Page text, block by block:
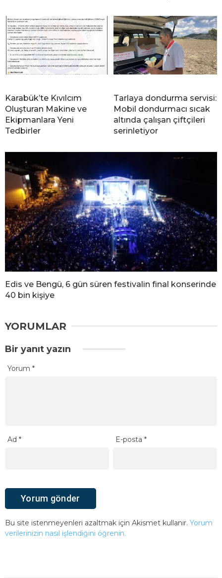
Karabük’te Kıvılcım
Oluşturan Makine ve
Ekipmanlara Yeni
Tedbirler
Tarlaya dondurma servisi:
Mobil dondurmacı sıcak
altında çalışan çiftçileri
serinletiyor
Edis ve Bengü, 6 gün süren festivalin final konserinde
40 bin kişiye
YORUMLAR
Bir yanıt yazın
Yorum *
Ad * E-posta*
Bu site istenmeyenleri azaltmak için Akismet kullanır. Yorum
verilerinizin nasıl işlendiğini öğrenin.